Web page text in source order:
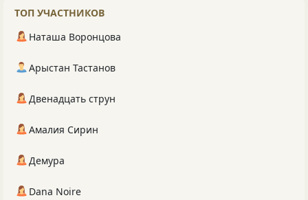
ТОП УЧАСТНИКОВ
Наташа Воронцова
Арыстан Тастанов
Двенадцать струн
Амалия Сирин
Демура
Dana Noire